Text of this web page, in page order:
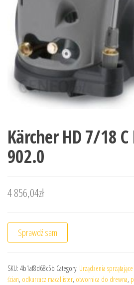
Kärcher HD 7/18
902.0
4 856,04zł
Sprawdź sam
SKU: 4b1af8d68c5b Category: Urządzenia sprzątające
ścian, odkurzacz macallister, otwornica do drewna,